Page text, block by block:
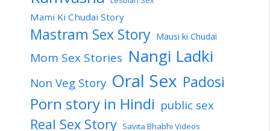
Mami Ki Chudai Story
Mastram Sex Story Mausi ki Chudai
Mom Sex Stories Nangi Ladki
Non Veg Story Oral Sex Padosi
Porn story in Hindi public sex
Real Sex Story Savita Bhabhi Videos